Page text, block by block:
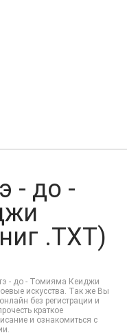
- до -
.TXT)
- до - Томияма Кеиджи
искусства. Так же Вы
без регистрации и
краткое
и ознакомиться с